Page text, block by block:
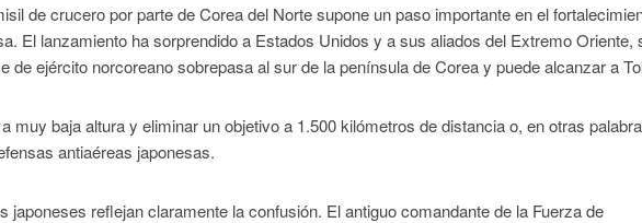
de crucero por parte de Corea del Norte supone un paso importante en el
El lanzamiento ha sorprendido a Estados Unidos y a sus aliados del Extremo Oriente,
de ejército norcoreano sobrepasa al sur de la península de Corea y puede alcanzar a
muy baja altura y eliminar un objetivo a 1.500 kilómetros de distancia o, en otras
antiaéreas japonesas.
japoneses reflejan claramente la confusión. El antiguo comandante de la Fuerza de